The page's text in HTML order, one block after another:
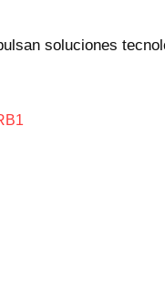
soluciones